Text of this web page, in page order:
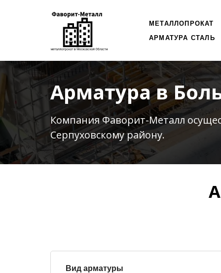
МЕТАЛЛОПРОКАТ
АРМАТУРА СТАЛЬ
Арматура в
Компания Фаворит-Металл
Серпуховскому району.
Вид арматуры